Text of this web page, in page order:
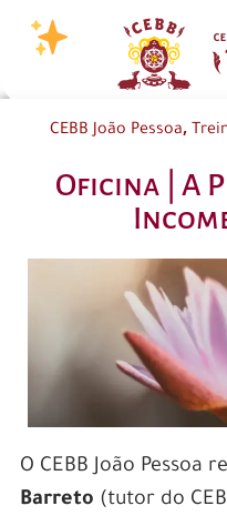
CEBB João Pessoa,
Oficina | A
O CEBB João Pessoa
Barreto (tutor do